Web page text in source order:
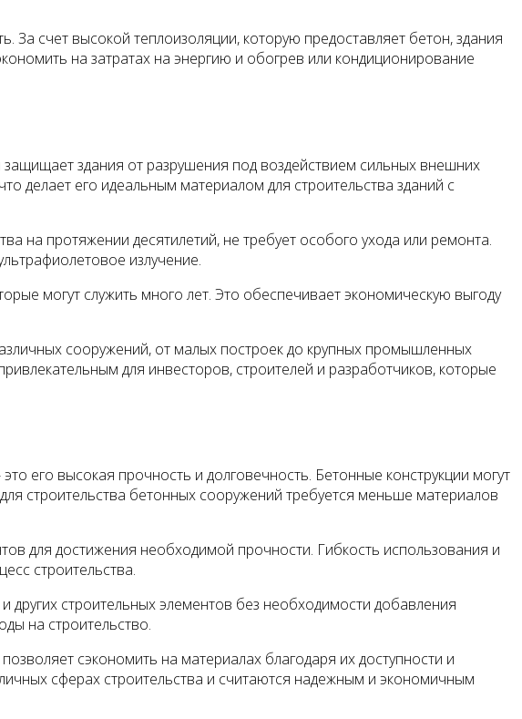
счет высокой теплоизоляции, которую предоставляет бетон, здания
на затратах на энергию и обогрев или кондиционирование
здания от разрушения под воздействием сильных внешних
делает его идеальным материалом для строительства зданий с
на протяжении десятилетий, не требует особого ухода или ремонта.
излучение.
могут служить много лет. Это обеспечивает экономическую выгоду
сооружений, от малых построек до крупных промышленных
для инвесторов, строителей и разработчиков, которые
его высокая прочность и долговечность. Бетонные конструкции могут
строительства бетонных сооружений требуется меньше материалов
для достижения необходимой прочности. Гибкость использования и
строительства.
строительных элементов без необходимости добавления
на строительство.
сэкономить на материалах благодаря их доступности и
сферах строительства и считаются надежным и экономичным